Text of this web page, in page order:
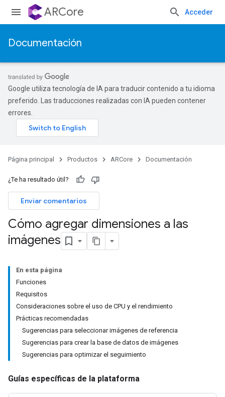
ARCore Acceder
Documentación
Google utiliza tecnología de IA para traducir contenido a tu idioma
preferido. Las traducciones realizadas con IA pueden contener
errores.
Página principal Productos ARCore Documentación
¿Te ha resultado útil?
Enviar comentarios
Cómo agregar dimensiones a las
imágenes
En esta página
Funciones
Requisitos
Consideraciones sobre el uso de CPU y el rendimiento
Prácticas recomendadas
Sugerencias para seleccionar imágenes de referencia
Sugerencias para crear la base de datos de imágenes
Sugerencias para optimizar el seguimiento
Guías específicas de la plataforma